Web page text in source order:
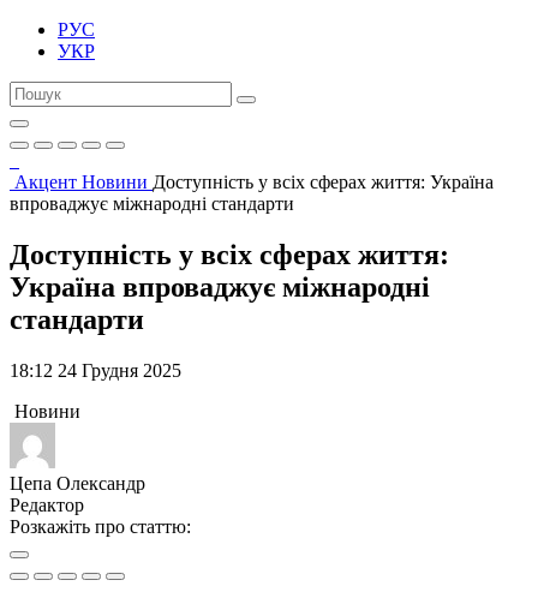
РУС
УКР
Акцент Новини Доступність у всіх сферах життя: Україна
впроваджує міжнародні стандарти
Доступність у всіх сферах життя:
Україна впроваджує міжнародні
стандарти
18:12 24 Грудня 2025
Новини
Цепа Олександр
Редактор
Розкажіть про статтю: